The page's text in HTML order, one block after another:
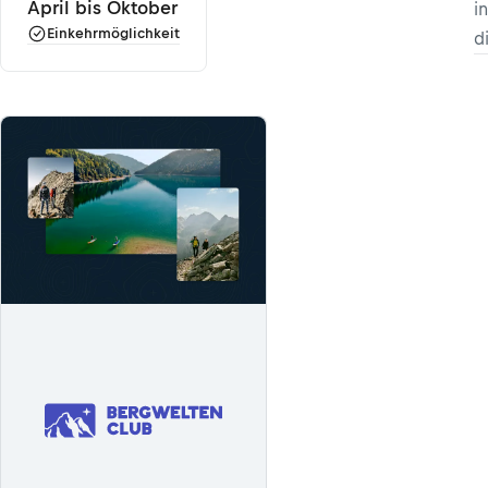
April bis Oktober
Einkehrmöglichkeit